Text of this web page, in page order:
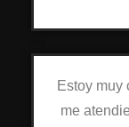
Estoy muy
me